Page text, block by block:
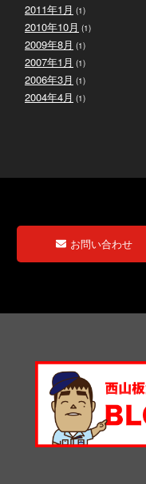
2011年1月 (1)
2010年10月 (1)
2009年8月 (1)
2007年1月 (1)
2006年3月 (1)
2004年4月 (1)
お問い合わせ